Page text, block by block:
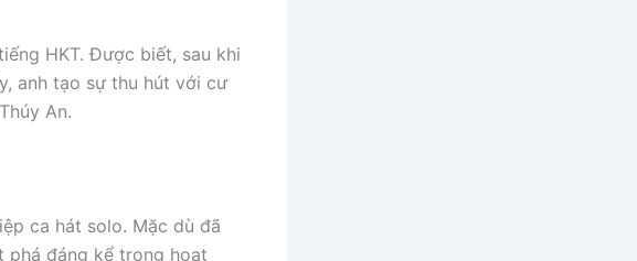
HKT. Được biết, sau khi
anh tạo sự thu hút với cư
An.
ca hát solo. Mặc dù đã
phá đáng kể trong hoạt